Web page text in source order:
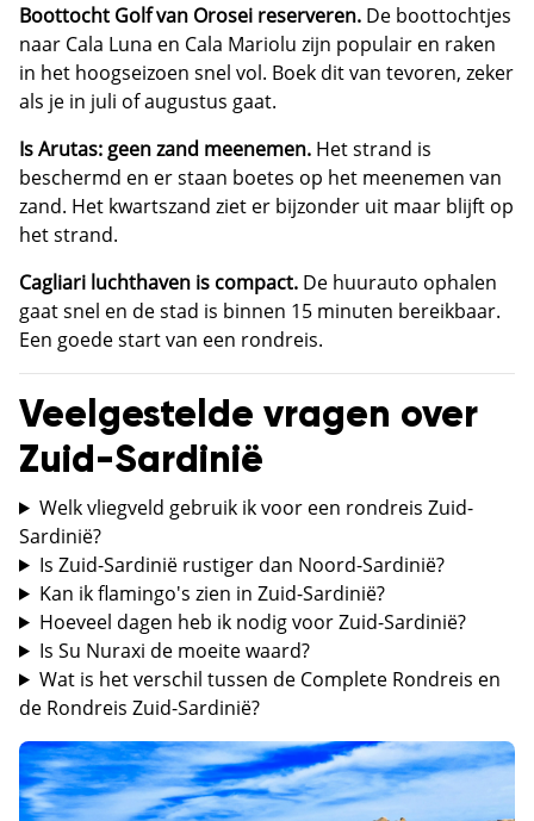
Boottocht Golf van Orosei reserveren. De boottochtjes
naar Cala Luna en Cala Mariolu zijn populair en raken
in het hoogseizoen snel vol. Boek dit van tevoren, zeker
als je in juli of augustus gaat.
Is Arutas: geen zand meenemen. Het strand is
beschermd en er staan boetes op het meenemen van
zand. Het kwartszand ziet er bijzonder uit maar blijft op
het strand.
Cagliari luchthaven is compact. De huurauto ophalen
gaat snel en de stad is binnen 15 minuten bereikbaar.
Een goede start van een rondreis.
Veelgestelde vragen over
Zuid-Sardinië
Welk vliegveld gebruik ik voor een rondreis Zuid-
Sardinië?
Is Zuid-Sardinië rustiger dan Noord-Sardinië?
Kan ik flamingo's zien in Zuid-Sardinië?
Hoeveel dagen heb ik nodig voor Zuid-Sardinië?
Is Su Nuraxi de moeite waard?
Wat is het verschil tussen de Complete Rondreis en
de Rondreis Zuid-Sardinië?